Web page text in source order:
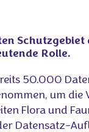
Schutzgebiet
Rolle.
50.000
um die
Flora und
Datensatz-